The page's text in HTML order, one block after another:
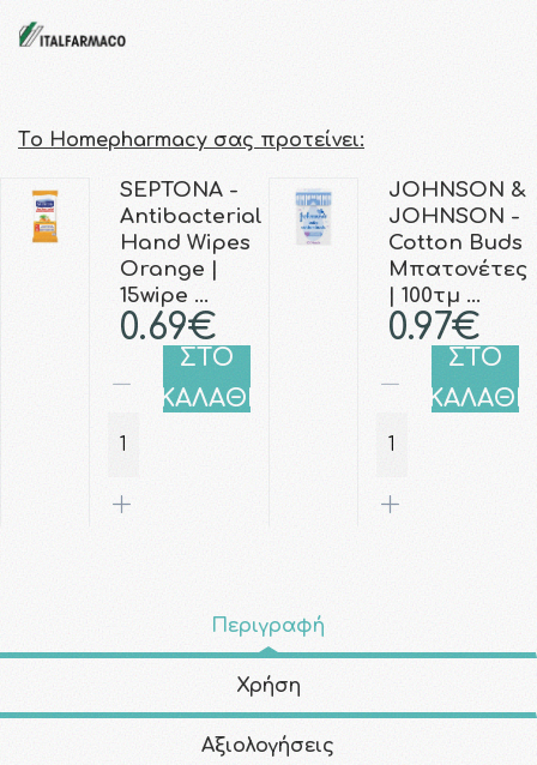
Τo Homepharmacy σας προτείνει:
SEPTONA -
Antibacterial
Hand Wipes
Orange |
15wipe …
0.69€
ΣΤΟ
ΚΑΛΑΘΙ
JOHNSON &
JOHNSON -
Cotton Buds
Μπατονέτες
| 100τμ …
0.97€
ΣΤΟ
ΚΑΛΑΘΙ
Περιγραφή
Χρήση
Αξιολογήσεις